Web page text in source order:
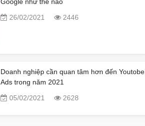
26/02/2021
2446
Doanh nghiệp cần quan tâm hơn đến Youtobe
Ads trong năm 2021
05/02/2021
2628